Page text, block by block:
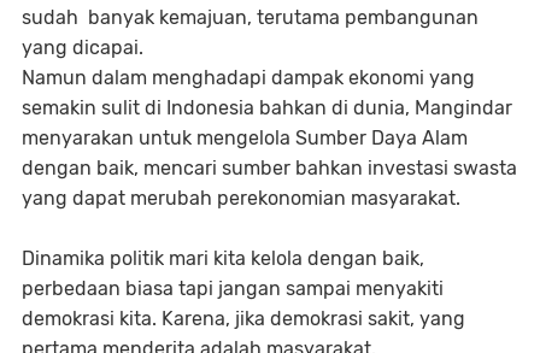
sudah banyak kemajuan, terutama pembangunan
yang dicapai.
Namun dalam menghadapi dampak ekonomi yang
semakin sulit di Indonesia bahkan di dunia, Mangindar
menyarakan untuk mengelola Sumber Daya Alam
dengan baik, mencari sumber bahkan investasi swasta
yang dapat merubah perekonomian masyarakat.
Dinamika politik mari kita kelola dengan baik,
perbedaan biasa tapi jangan sampai menyakiti
demokrasi kita. Karena, jika demokrasi sakit, yang